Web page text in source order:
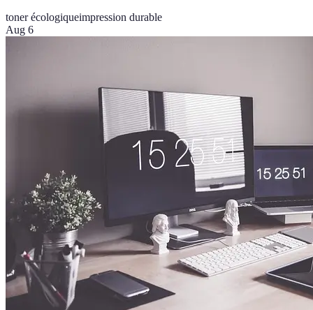
toner écologiqueimpression durable
Aug 6